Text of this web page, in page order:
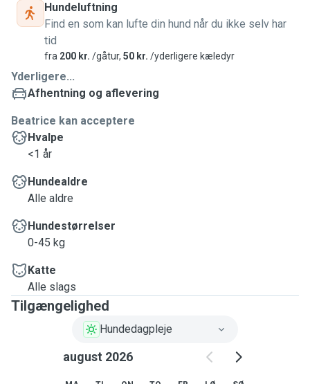
Hundeluftning
Find en som kan lufte din hund når du ikke selv har
tid
fra 200 kr. /gåtur, 50 kr. /yderligere kæledyr
Yderligere...
Afhentning og aflevering
Beatrice kan acceptere
Hvalpe
<1 år
Hundealdre
Alle aldre
Hundestørrelser
0-45 kg
Katte
Alle slags
Tilgængelighed
Hundedagpleje
august 2026